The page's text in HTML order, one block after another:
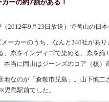
ーの約7割がある！
2012年9月23日放送）で岡山の日
ーカーのうち、なんと240社があ
、糸をインディゴで染める、糸を織
本当に岡山はジーンズのコア（核）
地なのが「倉敷市児島」。山下慎二
児島駅前でした。